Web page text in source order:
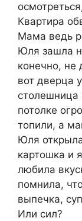
Квартира
Мама ведь
Юля зашла
конечно, не
вот дверца
столешница
потолке
топили, а
Юля
картошка и
любила
помнила,
выпечка,
Или сил?